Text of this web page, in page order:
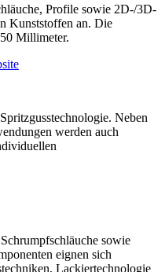
Profile sowie 2D-/3D-
Kunststoffen an. Die
Millimeter.
Neben
werden auch
sowie
eignen sich
Lackiertechnologie